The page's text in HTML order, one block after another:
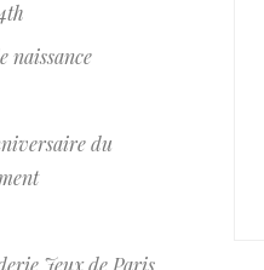
naissance
du
Jeux de Paris